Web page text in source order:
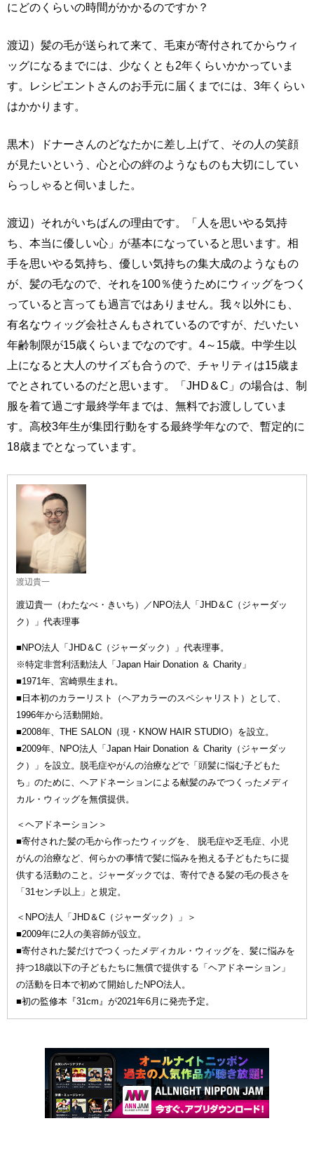
にどのくらいの時間がかかるのですか？
渡辺）髪の毛が送られて来て、毛束が寄付されてからウィ
ッグになるまでには、少なくとも2年くらいかかっていま
す。レシピエントさんのお手元に届くまでには、3年くらい
はかかります。
黒木）ドナーさんのどなたかに差し上げて、その人の笑顔
が見たいという、心と心の絆のようなものも大切にしてい
らっしゃると伺いました。
渡辺）それがいちばんの理由です。「人を思いやる気持
ち、本当に優しい心」が基本になっていると思います。相
手を思いやる気持ち、優しい気持ちの集大成のようなもの
が、髪の毛なので、それを100％使うためにウィッグをつく
っていると言っても過言ではありません。我々以外にも、
有名なウィッグ会社さんもされているのですが、だいたい
年齢制限が15歳くらいまでなのです。4～15歳。中学生以
上になると大人のサイズも合うので、チャリティは15歳ま
でとされているのだと思います。「JHD＆C」の場合は、制
服を着て過ごす最終学年までは、無料でお渡ししていま
す。高校3年生が集団行動をする最終学年なので、暫定的に
18歳までとなっています。
渡辺貴一
渡辺貴一（わたなべ・きいち）／NPO法人「JHD＆C（ジャーダッ
ク）」代表理事
■NPO法人「JHD＆C（ジャーダック）」代表理事。
※特定非営利活動法人「Japan Hair Donation ＆ Charity」
■1971年、宮崎県生まれ。
■日本初のカラーリスト（ヘアカラーのスペシャリスト）として、
1996年から活動開始。
■2008年、THE SALON（現・KNOW HAIR STUDIO）を設立。
■2009年、NPO法人「Japan Hair Donation ＆ Charity（ジャーダッ
ク）」を設立。脱毛症やがんの治療などで「頭髪に悩む子どもた
ち」のために、ヘアドネーションによる献髪のみでつくったメディ
カル・ウィッグを無償提供。
＜ヘアドネーション＞
■寄付された髪の毛から作ったウィッグを、 脱毛症や乏毛症、小児
がんの治療など、何らかの事情で髪に悩みを抱える子どもたちに提
供する活動のこと。ジャーダックでは、寄付できる髪の毛の長さを
「31センチ以上」と規定。
＜NPO法人「JHD＆C（ジャーダック）」＞
■2009年に2人の美容師が設立。
■寄付された髪だけでつくったメディカル・ウィッグを、髪に悩みを
持つ18歳以下の子どもたちに無償で提供する「ヘアドネーション」
の活動を日本で初めて開始したNPO法人。
■初の監修本『31cm』が2021年6月に発売予定。